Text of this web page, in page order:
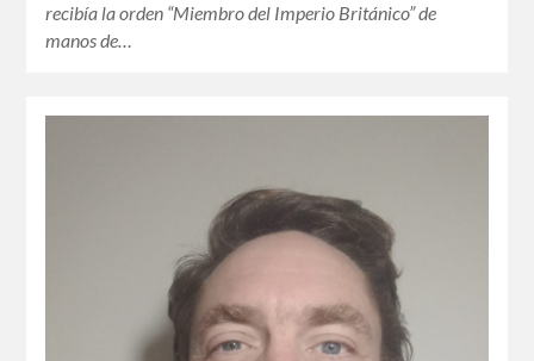
recibía la orden “Miembro del Imperio Británico” de
manos de…